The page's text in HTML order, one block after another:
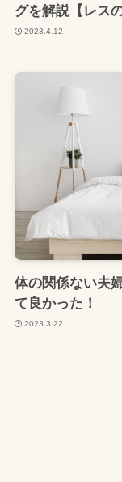
グを解説【レス
2023.4.12
体の関係ない夫
て良かった！
2023.3.22